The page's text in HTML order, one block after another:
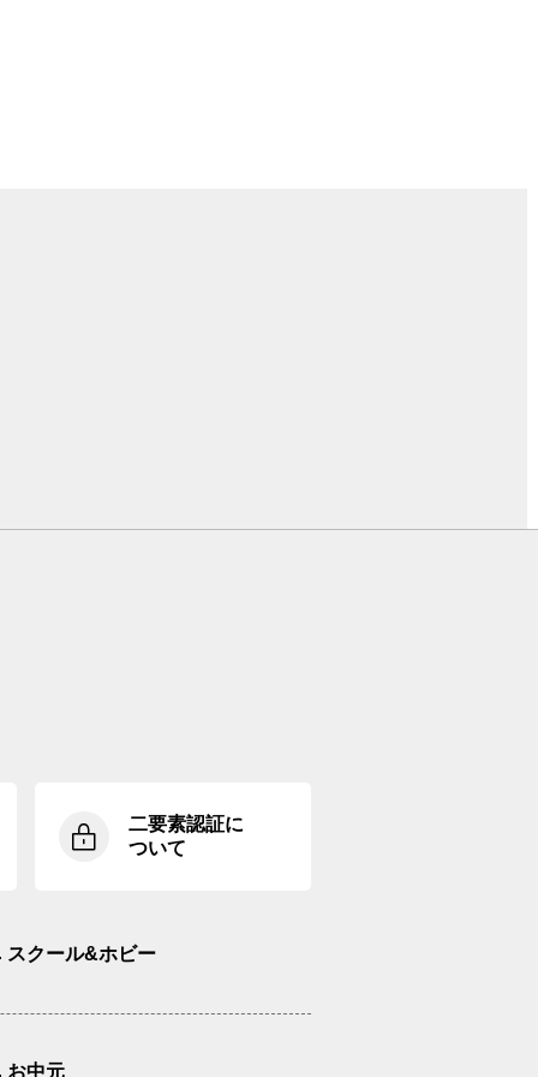
二要素認証に
ついて
スクール&ホビー
お中元